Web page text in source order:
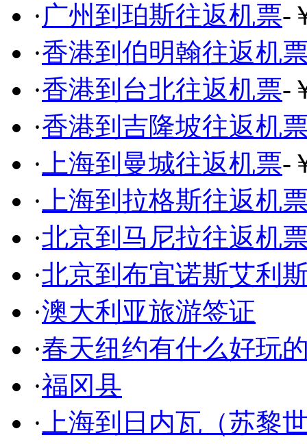
·广州到珀斯往返机票-
·香港到伯明翰往返机
·香港到台北往返机票-
·香港到吉隆坡往返机
· 上海到曼城往返机票-
· 上海到拉格斯往返机
·北京到马尼拉往返机
·北京到布宜诺斯艾利
·澳大利亚旅游签证
·春天纽约有什么好玩
·福冈县
· 上海到日内瓦（苏黎